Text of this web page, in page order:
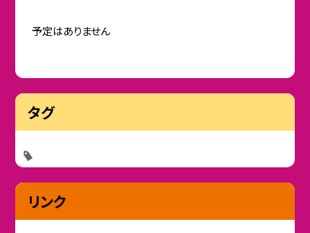
予定はありません
タグ
リンク